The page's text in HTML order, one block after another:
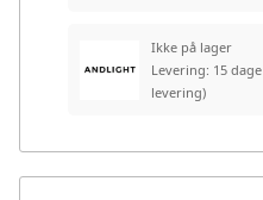
Ikke på lager
Levering: 15 dage
levering)